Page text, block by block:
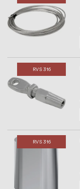
RVS 316
RVS 316